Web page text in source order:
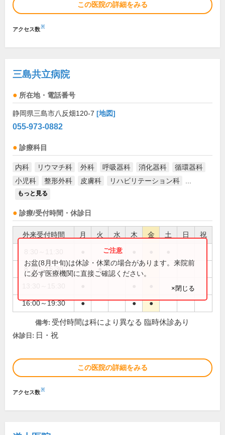
この医院の詳細をみる
アクセス数※
三島共立病院
所在地・電話番号
静岡県三島市八反畑120-7 [地図]
055-973-0882
診療科目
内科 リウマチ科 外科 呼吸器科 消化器科
循環器科
小児科
整形外科 皮膚科 リハビリテーション科
もっと見る
診療/受付時間・休診日
外来受付時間 月 火 水 木 金 土 日 祝
●
8:30～15:30 ●
16:00～19:30 ● ● ●
お盆(8月中旬)は休診・休業の場合があります。来院前
に必ず医療機関に直接ご確認ください。
×閉じる
備考: 受付時間は科により異なる 臨時休診あり
休診日: 日・祝
この医院の詳細をみる
アクセス数※